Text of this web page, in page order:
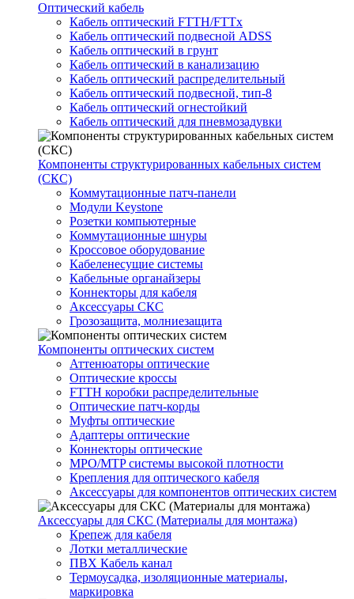
Оптический кабель
Кабель оптический FTTH/FTTx
Кабель оптический подвесной ADSS
Кабель оптический в грунт
Кабель оптический в канализацию
Кабель оптический распределительный
Кабель оптический подвесной, тип-8
Кабель оптический огнестойкий
Кабель оптический для пневмозадувки
Компоненты структурированных кабельных систем
(СКС)
Коммутационные патч-панели
Модули Keystone
Розетки компьютерные
Коммутационные шнуры
Кроссовое оборудование
Кабеленесущие системы
Кабельные органайзеры
Коннекторы для кабеля
Аксессуары СКС
Грозозащита, молниезащита
Компоненты оптических систем
Аттенюаторы оптические
Оптические кроссы
FTTH коробки распределительные
Оптические патч-корды
Муфты оптические
Адаптеры оптические
Коннекторы оптические
MPO/MTP системы высокой плотности
Крепления для оптического кабеля
Аксессуары для компонентов оптических систем
Аксессуары для СКС (Материалы для монтажа)
Крепеж для кабеля
Лотки металлические
ПВХ Кабель канал
Термоусадка, изоляционные материалы,
маркировка